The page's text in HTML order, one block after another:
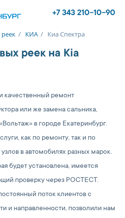
+7 343 210-10-90
/ КИА / Киа Спектра
реек на Kia
качественный ремонт
или же замена сальника,
в городе Екатеринбург.
как по ремонту, так и по
в автомобилях разных марок.
будет установлена, имеется
проверку через РОСТЕСТ.
поток клиентов с
и направленности, позволили нам